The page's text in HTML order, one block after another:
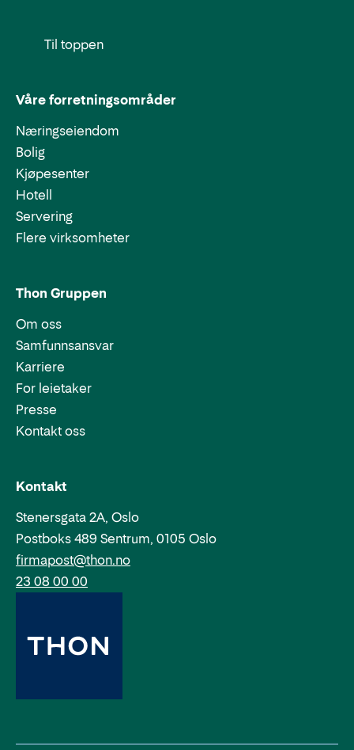
Til toppen
Våre forretningsområder
Næringseiendom
Bolig
Kjøpesenter
Hotell
Servering
Flere virksomheter
Thon Gruppen
Om oss
Samfunnsansvar
Karriere
For leietaker
Presse
Kontakt oss
Kontakt
Stenersgata 2A, Oslo
Postboks 489 Sentrum, 0105 Oslo
Epost:
firmapost@thon.no
Telefon:
23 08 00 00